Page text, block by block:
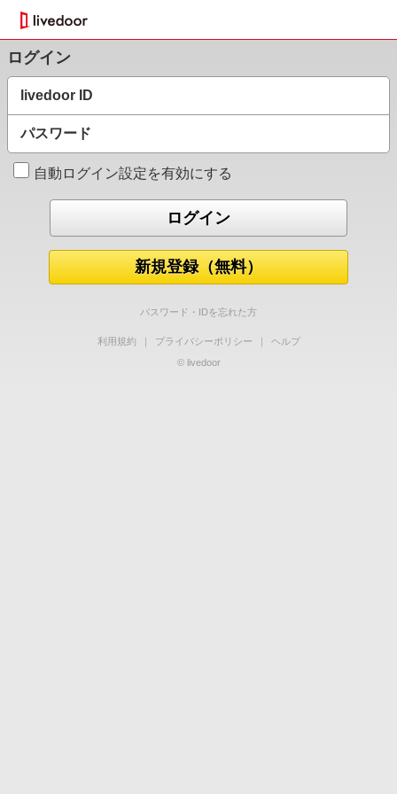
ログイン
livedoor ID
パスワード
自動ログイン設定を有効にする
新規登録（無料）
パスワード・IDを忘れた方
利用規約 ｜ プライバシーポリシー ｜
ヘルプ
© livedoor